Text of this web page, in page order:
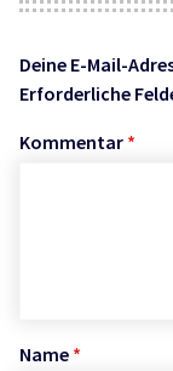
Deine E-Mail-
Erforderliche
Kommentar *
Name *